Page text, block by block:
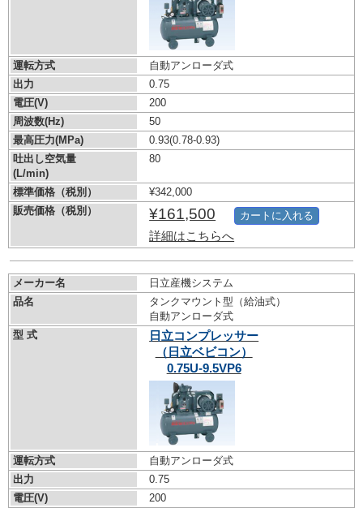
運転方式
自動アンローダ式
出力
0.75
電圧(V)
200
周波数(Hz)
50
最高圧力(MPa)
0.93(0.78-0.93)
吐出し空気量
(L/min)
80
標準価格（税別）
¥342,000
販売価格（税別）
¥161,500
詳細はこちらへ
カートに入れる
メーカー名
日立産機システム
品名
タンクマウント型（給油式）
自動アンローダ式
型 式
日立コンプレッサー
（日立ベビコン）
0.75U-9.5VP6
運転方式
自動アンローダ式
出力
0.75
電圧(V)
200